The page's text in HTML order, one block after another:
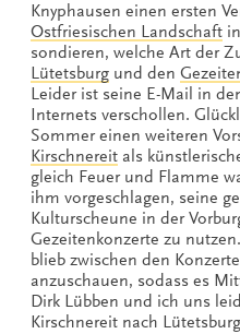
Knyphausen einen ersten
Ostfriesischen Landschaft
sondieren, welche Art der
Lütetsburg und den
Leider ist seine E-Mail in
Internets verschollen.
Sommer einen weiteren
Kirschnereit als
gleich Feuer und Flamme
ihm vorgeschlagen, seine
Kulturscheune in der
Gezeitenkonzerte zu
blieb zwischen den
anzuschauen, sodass es
Dirk Lübben und ich uns
Kirschnereit nach